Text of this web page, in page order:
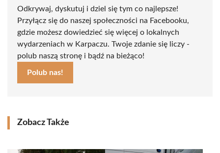
Odkrywaj, dyskutuj i dziel się tym co najlepsze!
Przyłącz się do naszej społeczności na Facebooku,
gdzie możesz dowiedzieć się więcej o lokalnych
wydarzeniach w Karpaczu. Twoje zdanie się liczy -
polub naszą stronę i bądź na bieżąco!
Polub nas!
Zobacz Także